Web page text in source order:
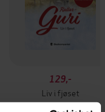
129,-
Liv i fjøset
Annikki Øvergård